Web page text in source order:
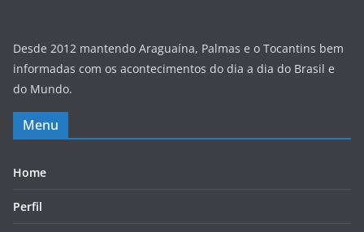
Desde 2012 mantendo Araguaína, Palmas e o Tocantins bem
informadas com os acontecimentos do dia a dia do Brasil e
do Mundo.
Menu
Home
Perfil